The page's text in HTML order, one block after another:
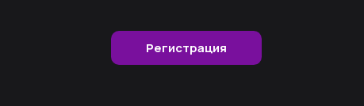
Регистрация